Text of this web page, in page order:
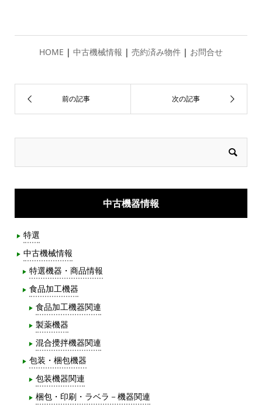
HOME | 中古機械情報 | 売約済み物件 | お問合せ
中古機器情報
特選
中古機械情報
特選機器・商品情報
食品加工機器
食品加工機器関連
製薬機器
混合攪拌機器関連
包装・梱包機器
包装機器関連
梱包・印刷・ラベラ－機器関連